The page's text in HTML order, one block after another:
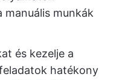
manuális munkák
és kezelje a
hatékony